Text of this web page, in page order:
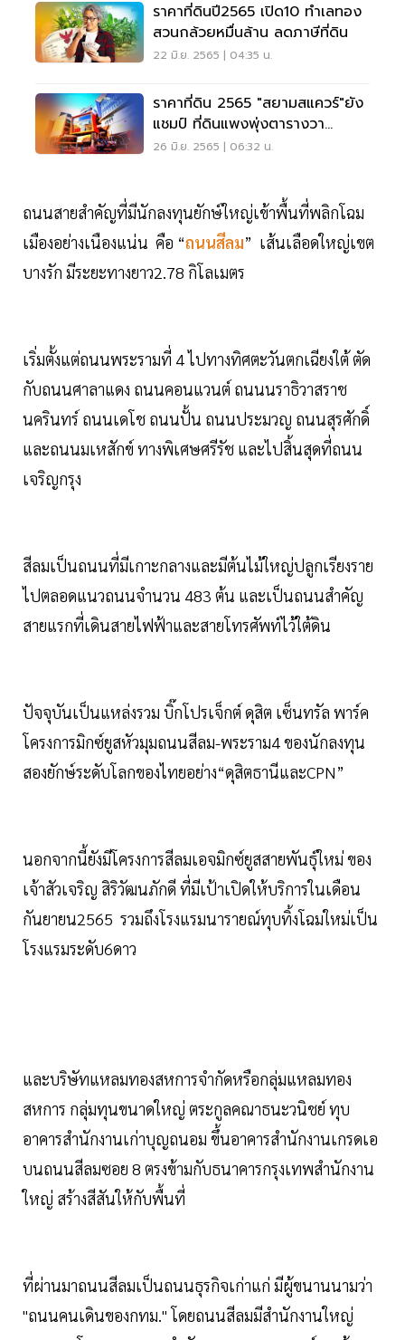
ราคาที่ดินปี2565 เปิด10 ทำเลทอง
สวนกล้วยหมื่นล้าน ลดภาษีที่ดิน
22 มิ.ย. 2565 | 04:35 น.
ราคาที่ดิน 2565 "สยามสแควร์"ยัง
แชมป์ ที่ดินแพงพุ่งตารางวา
ละ3.5ล้าน
26 มิ.ย. 2565 | 06:32 น.
ถนนสายสำคัญที่มีนักลงทุนยักษ์ใหญ่เข้าพื้นที่พลิกโฉม
เมืองอย่างเนืองแน่น คือ “ถนนสีลม” เส้นเลือดใหญ่เขต
บางรัก มีระยะทางยาว2.78 กิโลเมตร
เริ่มตั้งแต่ถนนพระรามที่ 4 ไปทางทิศตะวันตกเฉียงใต้ ตัด
กับถนนศาลาแดง ถนนคอนแวนต์ ถนนนราธิวาสราช
นครินทร์ ถนนเดโช ถนนปั้น ถนนประมวญ ถนนสุรศักดิ์
และถนนมเหสักข์ ทางพิเศษศรีรัช และไปสิ้นสุดที่ถนน
เจริญกรุง
สีลมเป็นถนนที่มีเกาะกลางและมีต้นไม้ใหญ่ปลูกเรียงราย
ไปตลอดแนวถนนจำนวน 483 ต้น และเป็นถนนสำคัญ
สายแรกที่เดินสายไฟฟ้าและสายโทรศัพท์ไว้ใต้ดิน
ปัจจุบันเป็นแหล่งรวม บิ๊กโปรเจ็กต์ ดุสิต เซ็นทรัล พาร์ค
โครงการมิกซ์ยูสหัวมุมถนนสีลม-พระราม4 ของนักลงทุน
สองยักษ์ระดับโลกของไทยอย่าง“ดุสิตธานีและCPN”
นอกจากนี้ยังมีโครงการสีลมเอจมิกซ์ยูสสายพันธุ์ใหม่ ของ
เจ้าสัวเจริญ สิริวัฒนภักดี ที่มีเป้าเปิดให้บริการในเดือน
กันยายน2565 รวมถึงโรงแรมนารายณ์ทุบทิ้งโฉมใหม่เป็น
โรงแรมระดับ6ดาว
และบริษัทแหลมทองสหการจำกัดหรือกลุ่มแหลมทอง
สหการ กลุ่มทุนขนาดใหญ่ ตระกูลคณาธนะวนิชย์ ทุบ
อาคารสำนักงานเก่าบุญถนอม ขึ้นอาคารสำนักงานเกรดเอ
บนถนนสีลมซอย 8 ตรงข้ามกับธนาคารกรุงเทพสำนักงาน
ใหญ่ สร้างสีสันให้กับพื้นที่
ที่ผ่านมาถนนสีลมเป็นถนนธุรกิจเก่าแก่ มีผู้ขนานนามว่า
"ถนนคนเดินของกทม." โดยถนนสีลมมีสำนักงานใหญ่